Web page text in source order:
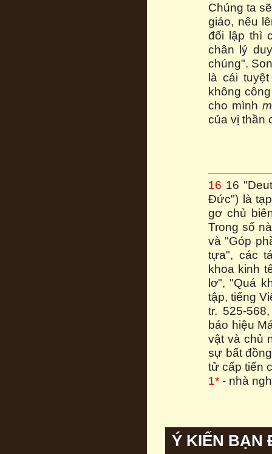
Chúng ta
giáo, nêu
đối lập thì
chân lý
chúng".
là cái
không
cho mình
của vị thần
16 16
Đức") là
gơ chủ
Trong số
và "Góp
tựa", các
khoa kinh
lơ", "Quá
tập, tiếng
tr. 525-
báo hiệu
vật và chủ
sự bất
tử cấp tiến
1* - nhà
Ý KIẾN BẠN